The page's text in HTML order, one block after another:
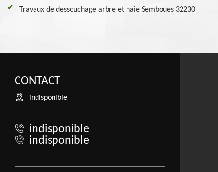
Travaux de dessouchage arbre et haie Semboues 32230
CONTACT
indisponible
indisponible
indisponible